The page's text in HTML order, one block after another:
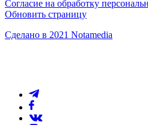
Согласие на обработку
Обновить страницу
Сделано в 2021 Notamedia